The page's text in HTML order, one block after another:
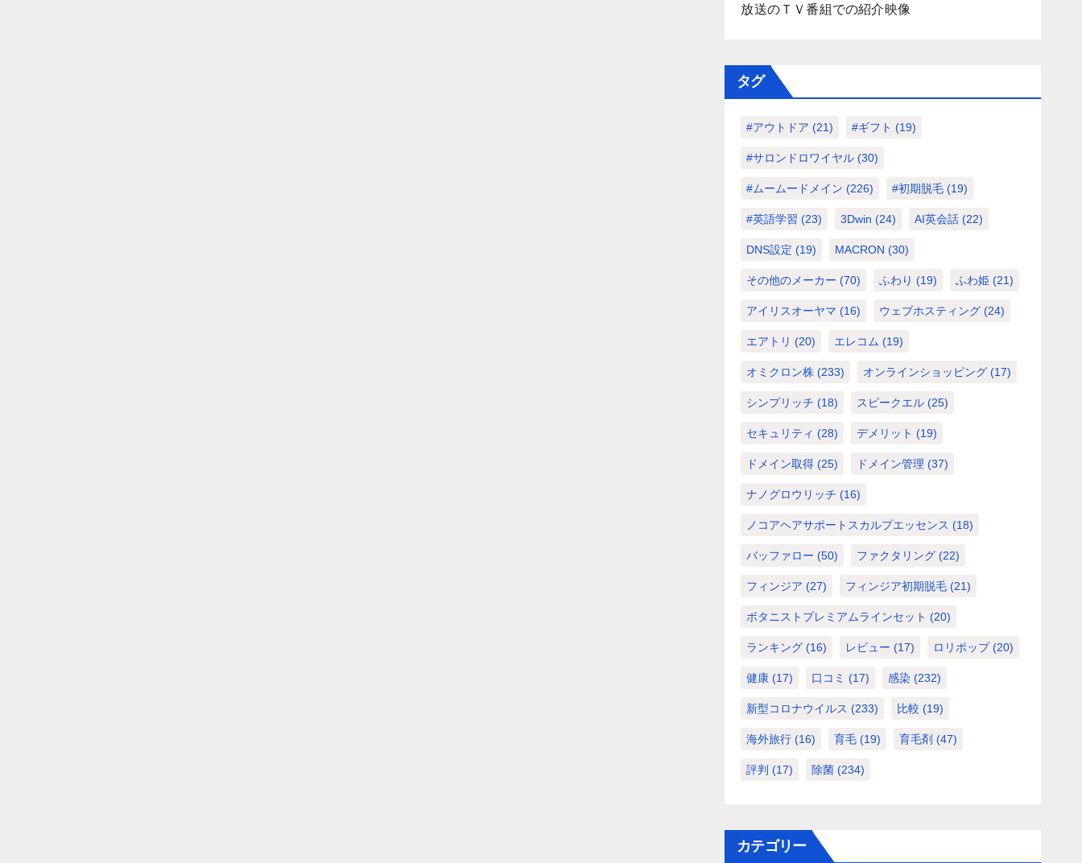
放送のＴＶ番組での紹介映像
タグ
#アウトドア (21) #ギフト (19)
#サロンドロワイヤル (30)
#ムームードメイン (226) #初期脱毛 (19)
#英語学習 (23) 3Dwin (24) AI英会話 (22)
DNS設定 (19) MACRON (30)
その他のメーカー (70) ふわり (19) ふわ姫 (21)
アイリスオーヤマ (16) ウェブホスティング (24)
エアトリ (20) エレコム (19)
オミクロン株 (233) オンラインショッピング (17)
シンプリッチ (18) スピークエル (25)
セキュリティ (28) デメリット (19)
ドメイン取得 (25) ドメイン管理 (37)
ナノグロウリッチ (16)
ノコアヘアサポートスカルプエッセンス (18)
バッファロー (50) ファクタリング (22)
フィンジア (27) フィンジア初期脱毛 (21)
ボタニストプレミアムラインセット (20)
ランキング (16) レビュー (17) ロリポップ(20)
健康 (17) 口コミ (17) 感染 (232)
新型コロナウイルス (233) 比較 (19)
海外旅行 (16) 育毛 (19) 育毛剤 (47)
評判 (17) 除菌 (234)
カテゴリー